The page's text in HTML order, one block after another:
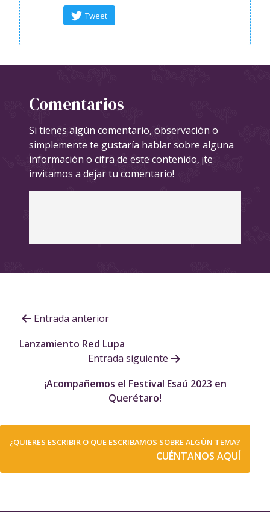
Tweet
Comentarios
Si tienes algún comentario, observación o
simplemente te gustaría hablar sobre alguna
información o cifra de este contenido, ¡te
invitamos a dejar tu comentario!
Navegación
de
Entrada anterior
Lanzamiento Red Lupa
Entrada siguiente
¡Acompañemos el Festival Esaú 2023 en
Querétaro!
¿QUIERES ESCRIBIR O QUE ESCRIBAMOS SOBRE ALGÚN TEMA?
CUÉNTANOS AQUÍ